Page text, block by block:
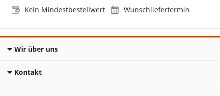
Kein Mindestbestellwert
Wunschliefertermin
Wir über uns
Kontakt